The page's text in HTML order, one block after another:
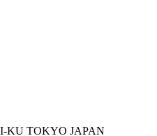
KU TOKYO JAPAN